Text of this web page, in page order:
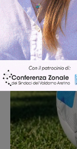
Ultime Notizie